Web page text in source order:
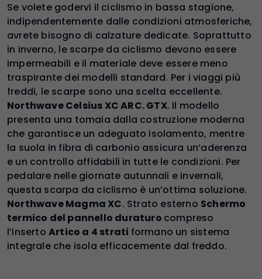
Se volete godervi il ciclismo in bassa stagione,
indipendentemente dalle condizioni atmosferiche,
avrete bisogno di calzature dedicate. Soprattutto
in inverno, le scarpe da ciclismo devono essere
impermeabili e il materiale deve essere meno
traspirante dei modelli standard. Per i viaggi più
freddi, le scarpe sono una scelta eccellente.
Northwave Celsius XC ARC. GTX. Il modello
presenta una tomaia dalla costruzione moderna
che garantisce un adeguato isolamento, mentre
la suola in fibra di carbonio assicura un’aderenza
e un controllo affidabili in tutte le condizioni. Per
pedalare nelle giornate autunnali e invernali,
questa scarpa da ciclismo è un’ottima soluzione.
Northwave Magma XC. Strato esterno Schermo
termico del pannello duraturo compreso
l’inserto Artico a 4 strati formano un sistema
integrale che isola efficacemente dal freddo.